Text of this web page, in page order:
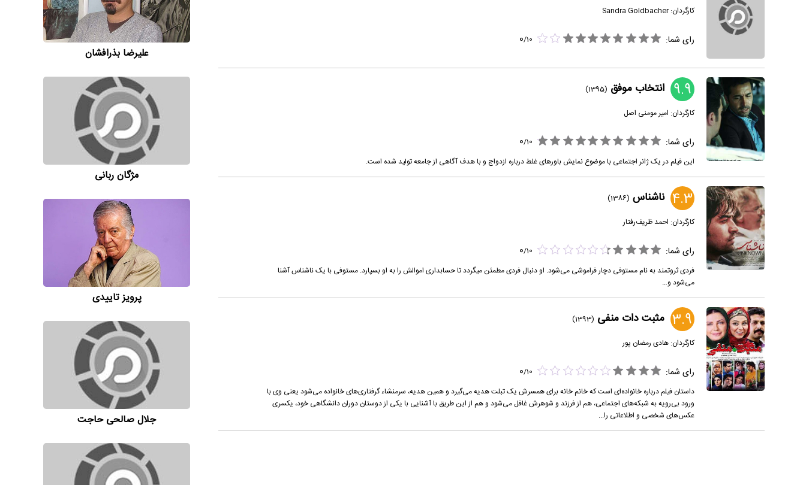
کارگردان:Sandra Goldbacher
رای شما: 0/10
9.9 انتخاب موفق (1395)
کارگردان: امیر مومنی اصل
رای شما: 0/10
این فیلم در یک ژانر اجتماعی با موضوع نمایش باورهای غلط درباره ازدواج و با هدف آگاهی از جامعه تولید شده است.
4.3 ناشناس (1386)
کارگردان: احمد ظریف‌رفتار
رای شما: 0/10
فردی ثروتمند به نام مستوفی دچار فراموشی می‌شود. او دنبال فردی مطمئن میگردد تا حسابداری اموالش را به او بسپارد. مستوفی با یک ناشناس آشنا
می‌شود و…
3.9 مثبت دات منفی (1393)
کارگردان:هادی رمضان پور
رای شما: 0/10
داستان فیلم درباره خانواده‌ای است که خانم خانه برای همسرش یک تبلت هدیه می‌گیرد و همین هدیه، سرمنشاء گرفتاری‌های خانواده می‌شود یعنی وی با
ورود بی‌رویه به شبکه‌های اجتماعی، هم از فرزند و شوهرش غافل می‌شود و هم از این طریق با آشنایی با یکی از دوستان دوران دانشگاهی خود، یکسری
عکس‌های شخصی و اطلاعاتی را...
علیرضا بذرافشان
مژگان ربانی
پرویز تاییدی
جلال صالحی حاجت